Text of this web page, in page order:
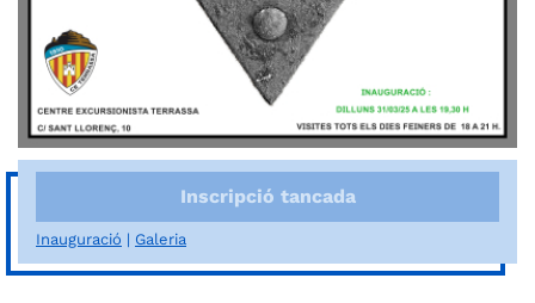
Inscripció tancada
Inauguració Galeria